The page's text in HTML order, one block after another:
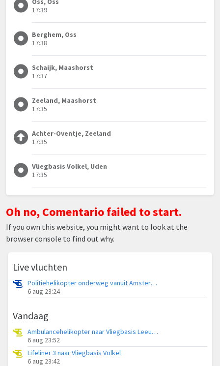
17:39
Berghem, Oss
17:38
Schaijk, Maashorst
17:37
Zeeland, Maashorst
17:35
Achter-Oventje, Zeeland
17:35
Vliegbasis Volkel, Uden
17:35
Oh no, Comentario failed to start.
If you own this website, you might want to look at the
browser console to find out why.
Live vluchten
Politiehelikopter onderweg vanuit Amsterdam Vliegveld Schiphol
6 aug 23:24
Vandaag
Ambulancehelikopter naar Vliegbasis Leeuwarden
6 aug 23:52
Lifeliner 3 naar Vliegbasis Volkel
6 aug 23:42